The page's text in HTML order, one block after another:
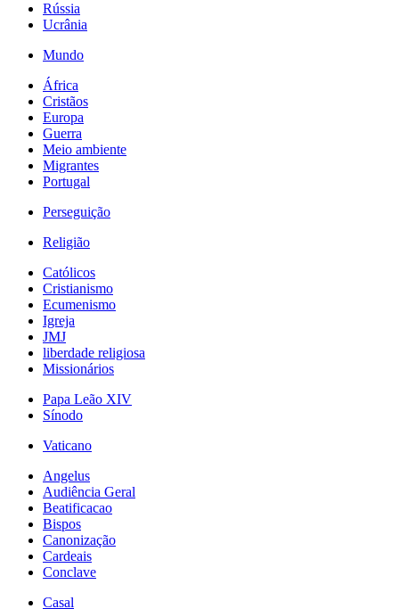
Rússia
Ucrânia
Mundo
África
Cristãos
Europa
Guerra
Meio ambiente
Migrantes
Portugal
Perseguição
Religião
Católicos
Cristianismo
Ecumenismo
Igreja
JMJ
liberdade religiosa
Missionários
Papa Leão XIV
Sínodo
Vaticano
Angelus
Audiência Geral
Beatificacao
Bispos
Canonização
Cardeais
Conclave
Casal